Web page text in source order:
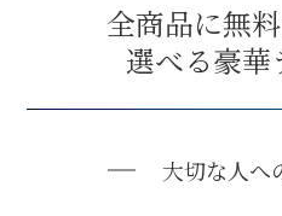
全商品に無
選べる豪
大切な人へ